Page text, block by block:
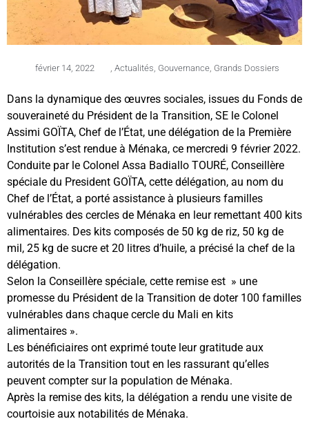
février 14, 2022 , Actualités, Gouvernance, Grands Dossiers
Dans la dynamique des œuvres sociales, issues du Fonds de
souveraineté du Président de la Transition, SE le Colonel
Assimi GOÏTA, Chef de l’État, une délégation de la Première
Institution s’est rendue à Ménaka, ce mercredi 9 février 2022.
Conduite par le Colonel Assa Badiallo TOURÉ, Conseillère
spéciale du President GOÏTA, cette délégation, au nom du
Chef de l’État, a porté assistance à plusieurs familles
vulnérables des cercles de Ménaka en leur remettant 400 kits
alimentaires. Des kits composés de 50 kg de riz, 50 kg de
mil, 25 kg de sucre et 20 litres d’huile, a précisé la chef de la
délégation.
Selon la Conseillère spéciale, cette remise est » une
promesse du Président de la Transition de doter 100 familles
vulnérables dans chaque cercle du Mali en kits
alimentaires ».
Les bénéficiaires ont exprimé toute leur gratitude aux
autorités de la Transition tout en les rassurant qu’elles
peuvent compter sur la population de Ménaka.
Après la remise des kits, la délégation a rendu une visite de
courtoisie aux notabilités de Ménaka.